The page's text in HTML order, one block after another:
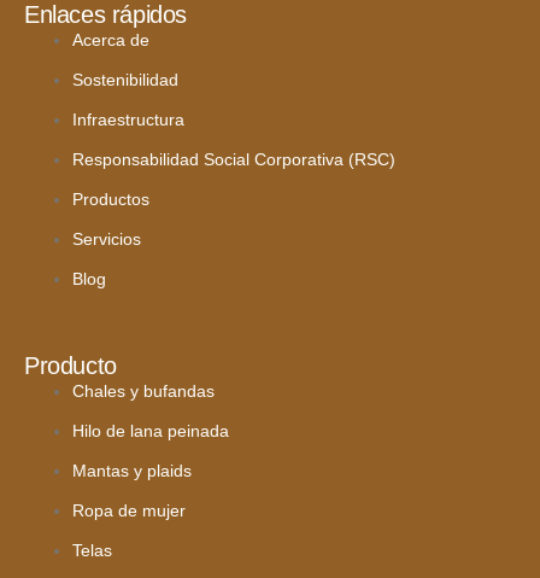
Enlaces rápidos
Acerca de
Sostenibilidad
Infraestructura
Responsabilidad Social Corporativa (RSC)
Productos
Servicios
Blog
Producto
Chales y bufandas
Hilo de lana peinada
Mantas y plaids
Ropa de mujer
Telas